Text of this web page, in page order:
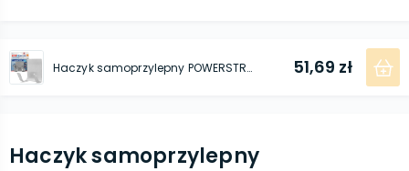
Haczyk samoprzylepny POWERSTRIPS WATERPROOF metalowy podwójny 1 szt. 51,69 zł
Haczyk samoprzylepny